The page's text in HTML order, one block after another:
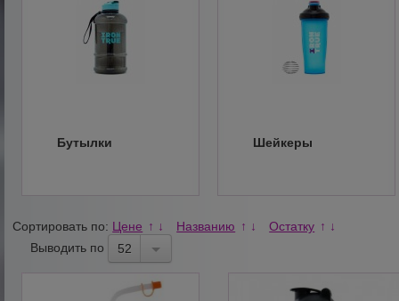
Бутылки Шейкеры
Сортировать по: Цене ↑ ↓ Названию ↑ ↓ Остатку ↑ ↓
Выводить по 52